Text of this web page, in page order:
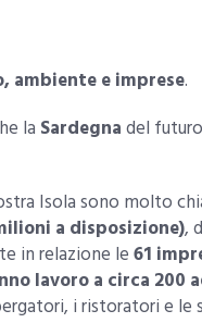
ambiente e imprese.
la Sardegnadel
Isola sono molto
a disposizione),
in relazione le61
lavoro a circa 200
i ristoratori e le